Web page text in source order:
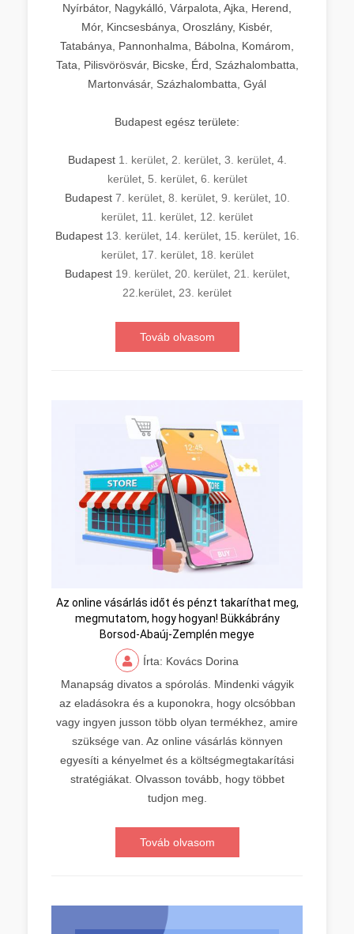
Nyírbátor, Nagykálló, Várpalota, Ajka, Herend,
Mór, Kincsesbánya, Oroszlány, Kisbér,
Tatabánya, Pannonhalma, Bábolna, Komárom,
Tata, Pilisvörösvár, Bicske, Érd, Százhalombatta,
Martonvásár, Százhalombatta, Gyál
Budapest egész területe:
Budapest 1. kerület, 2. kerület, 3. kerület, 4.
kerület, 5. kerület, 6. kerület
Budapest 7. kerület, 8. kerület, 9. kerület, 10.
kerület 11. kerület 12. kerület
Budapest 13. kerület, 14. kerület, 15. kerület, 16.
kerület, 17. kerület, 18. kerület
Budapest 19. kerület, 20. kerület, 21. kerület,
22.kerület 23. kerület
Továb olvasom
Az online vásárlás időt és pénzt takaríthat meg,
megmutatom, hogy hogyan! Bükkábrány
Borsod-Abaúj-Zemplén megye
Írta: Kovács Dorina
Manapság divatos a spórolás. Mindenki vágyik
az eladásokra és a kuponokra, hogy olcsóbban
vagy ingyen jusson több olyan termékhez, amire
szüksége van. Az online vásárlás könnyen
egyesíti a kényelmet és a költségmegtakarítási
stratégiákat. Olvasson tovább, hogy többet
tudjon meg.
Továb olvasom